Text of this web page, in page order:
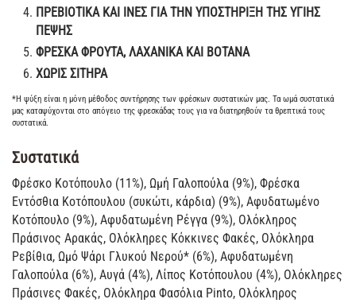
ΠΡΕΒΙΟΤΙΚΑ ΚΑΙ ΙΝΕΣ ΓΙΑ ΤΗΝ ΥΠΟΣΤΗΡΙΞΗ ΤΗΣ ΥΓΙΗΣ
ΠΕΨΗΣ
ΦΡΕΣΚΑ ΦΡΟΥΤΑ, ΛΑΧΑΝΙΚΑ ΚΑΙ ΒΟΤΑΝΑ
XΩΡΙΣ ΣΙΤΗΡΑ
*Η ψύξη είναι η μόνη μέθοδος συντήρησης των φρέσκων συστατικών μας. Τα ωμά συστατικά
μας καταψύχονται στο απόγειο της φρεσκάδας τους για να διατηρηθούν τα θρεπτικά τους
συστατικά.
Συστατικά
Φρέσκο Κοτόπουλο (11%), Ωμή Γαλοπούλα (9%), Φρέσκα
Εντόσθια Κοτόπουλου (συκώτι, κάρδια) (9%), Αφυδατωμένο
Κοτόπουλο (9%), Αφυδατωμένη Ρέγγα (9%), Ολόκληρος
Πράσινος Αρακάς, Ολόκληρες Κόκκινες Φακές, Ολόκληρα
Ρεβίθια, Ωμό Ψάρι Γλυκού Νερού* (6%), Αφυδατωμένη
Γαλοπούλα (6%), Αυγά (4%), Λίπος Κοτόπουλου (4%), Ολόκληρες
Πράσινες Φακές, Ολόκληρα Φασόλια Pinto, Ολόκληρος